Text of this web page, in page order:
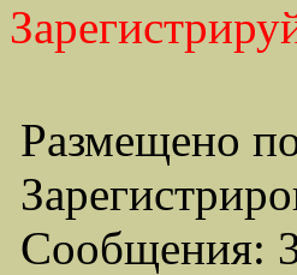
Размещено
Сообщения: